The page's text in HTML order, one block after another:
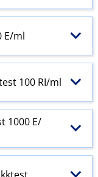
E​/​ml
100 RI​/​ml
1000 E​/​